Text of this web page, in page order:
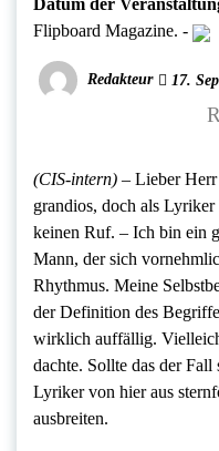
Datum der
Flipboard Magazine. -
Redakteur 17.
(CIS-intern) – Lieber
grandios, doch als Lyriker
keinen Ruf. – Ich bin ein
Mann, der sich
Rhythmus. Meine
der Definition des
wirklich auffällig.
dachte. Sollte das der
Lyriker von hier aus
ausbreiten.